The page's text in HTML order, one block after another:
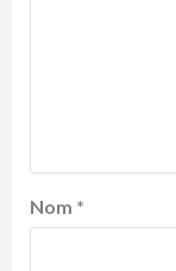
Nom *